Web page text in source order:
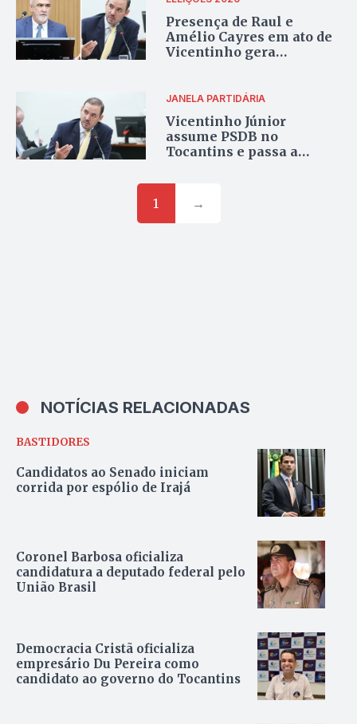
Presença de Raul e
Amélio Cayres em ato de
Vicentinho gera
JANELA PARTIDÁRIA
Vicentinho Júnior
assume PSDB no
Tocantins e passa a
estadual; veja a
1 →
NOTÍCIAS RELACIONADAS
BASTIDORES
Candidatos ao Senado iniciam
corrida por espólio de Irajá
Coronel Barbosa oficializa
candidatura a deputado federal pelo
União Brasil
Democracia Cristã oficializa
empresário Du Pereira como
candidato ao governo do Tocantins